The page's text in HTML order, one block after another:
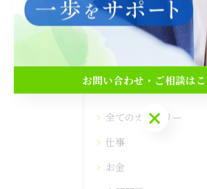
< 前のページ 一覧に戻る
カテゴリー
全てのカテゴリー
仕事
お金
お問い合わせ・ご相談はこ
お問い合わせ・ご相談は